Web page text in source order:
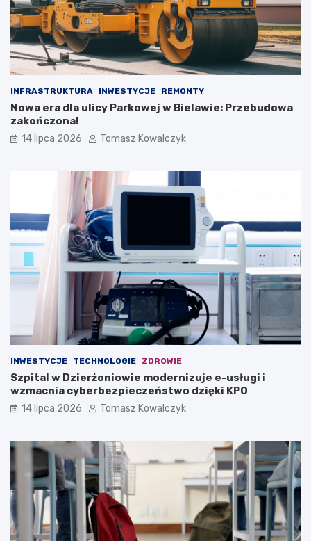
INFRASTRUKTURA INWESTYCJE REMONTY
Nowa era dla ulicy Parkowej w Bielawie: Przebudowa
zakończona!
14 lipca 2026 Tomasz Kowalczyk
INWESTYCJE TECHNOLOGIE ZDROWIE
Szpital w Dzierżoniowie modernizuje e-usługi i
wzmacnia cyberbezpieczeństwo dzięki KPO
14 lipca 2026 Tomasz Kowalczyk